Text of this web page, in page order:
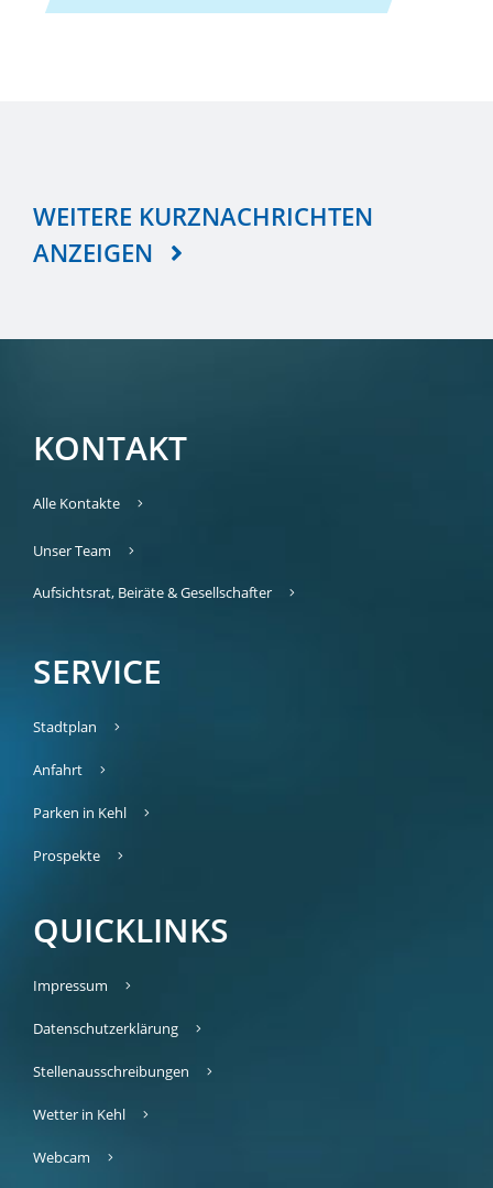
WEITERE KURZNACHRICHTEN
ANZEIGEN
KONTAKT
Alle Kontakte
Unser Team
Aufsichtsrat, Beiräte & Gesellschafter
SERVICE
Stadtplan
Anfahrt
Parken in Kehl
Prospekte
QUICKLINKS
Impressum
Datenschutzerklärung
Stellenausschreibungen
Wetter in Kehl
Webcam